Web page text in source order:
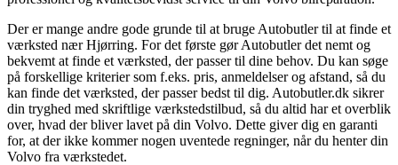
Der er mange andre gode grunde til at bruge Autobutler til at finde et
værksted nær Hjørring. For det første gør Autobutler det nemt og
bekvemt at finde et værksted, der passer til dine behov. Du kan søge
på forskellige kriterier som f.eks. pris, anmeldelser og afstand, så du
kan finde det værksted, der passer bedst til dig. Autobutler.dk sikrer
din tryghed med skriftlige værkstedstilbud, så du altid har et overblik
over, hvad der bliver lavet på din Volvo. Dette giver dig en garanti
for, at der ikke kommer nogen uventede regninger, når du henter din
Volvo fra værkstedet.